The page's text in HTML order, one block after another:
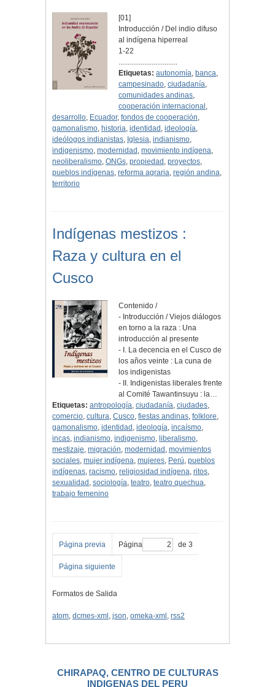
[01]
Introducción / Del indio difuso
al indígena hiperreal
1-22
................................
Etiquetas: autonomía, banca,
campesinado,ciudadanía,
comunidades andinas,
cooperación internacional ,
desarrollo, Ecuador, fondos de cooperación,
gamonalismo, historia, identidad , ideología,
ideólogos indianistas, Iglesia, indianismo,
indigenismo, modernidad , movimiento indígena,
neoliberalismo, ONGs, propiedad , proyectos,
pueblos indígenas, reforma agraria, región andina,
territorio
Indígenas mestizos :
Raza y cultura en el
Cusco
Contenido /
- Introducción / Viejos diálogos
en torno a la raza : Una
introducción al presente
- I. La decencia en el Cusco de
los años veinte : La cuna de
los indigenistas
- II. Indigenistas liberales frente
al Comité Tawantinsuyu : la…
Etiquetas: antropología, ciudadanía, ciudades,
comercio, cultura, Cusco, fiestas andinas, folklore,
gamonalismo, identidad , ideología, incaísmo,
incas, indianismo, indigenismo, liberalismo,
mestizaje, migración, modernidad , movimientos
sociales, mujer indígena, mujeres, Perú, pueblos
indígenas, racismo, religiosidad indígena, ritos,
sexualidad , sociología, teatro, teatro quechua,
trabajo femenino
Página previa Página de 3
Página siguiente
Formatos de Salida
atom, dcmes-xml , json, omeka-xml , rss2
CHIRAPAQ, CENTRO DE CULTURAS
INDIGENAS DEL PERU